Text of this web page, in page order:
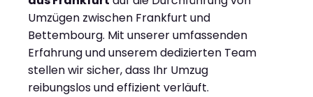
Umzügen zwischen Frankfurt und
Bettembourg. Mit unserer umfassenden
Erfahrung und unserem dedizierten Team
stellen wir sicher, dass Ihr Umzug
reibungslos und effizient verläuft.